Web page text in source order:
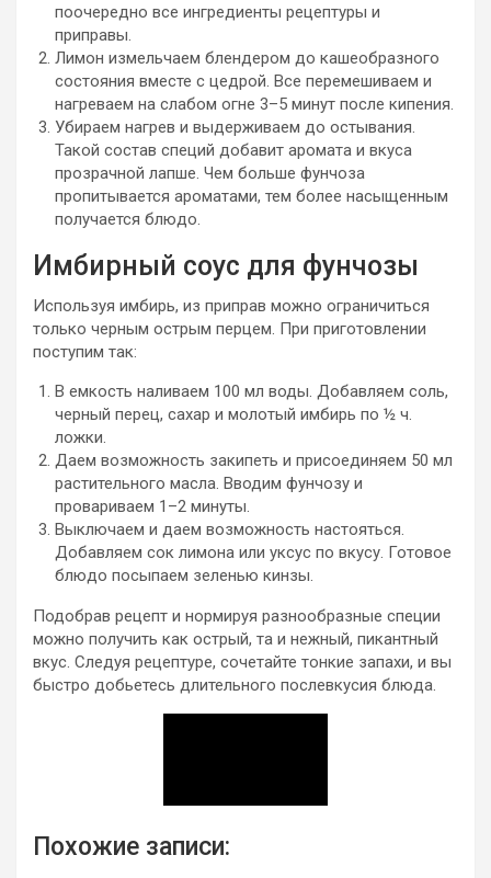
поочередно все ингредиенты рецептуры и
приправы.
Лимон измельчаем блендером до кашеобразного
состояния вместе с цедрой. Все перемешиваем и
нагреваем на слабом огне 3–5 минут после кипения.
Убираем нагрев и выдерживаем до остывания.
Такой состав специй добавит аромата и вкуса
прозрачной лапше. Чем больше фунчоза
пропитывается ароматами, тем более насыщенным
получается блюдо.
Имбирный соус для фунчозы
Используя имбирь, из приправ можно ограничиться
только черным острым перцем. При приготовлении
поступим так:
В емкость наливаем 100 мл воды. Добавляем соль,
черный перец, сахар и молотый имбирь по ½ ч.
ложки.
Даем возможность закипеть и присоединяем 50 мл
растительного масла. Вводим фунчозу и
провариваем 1–2 минуты.
Выключаем и даем возможность настояться.
Добавляем сок лимона или уксус по вкусу. Готовое
блюдо посыпаем зеленью кинзы.
Подобрав рецепт и нормируя разнообразные специи
можно получить как острый, та и нежный, пикантный
вкус. Следуя рецептуре, сочетайте тонкие запахи, и вы
быстро добьетесь длительного послевкусия блюда.
Похожие записи: